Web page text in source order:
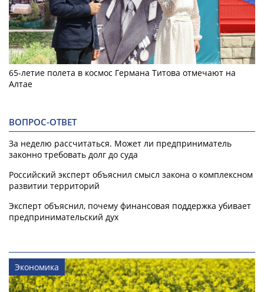
65-летие полета в космос Германа Титова отмечают на
Алтае
ВОПРОС-ОТВЕТ
За неделю рассчитаться. Может ли предприниматель
законно требовать долг до суда
Российский эксперт объяснил смысл закона о комплексном
развитии территорий
Эксперт объяснил, почему финансовая поддержка убивает
предпринимательский дух
Экономика